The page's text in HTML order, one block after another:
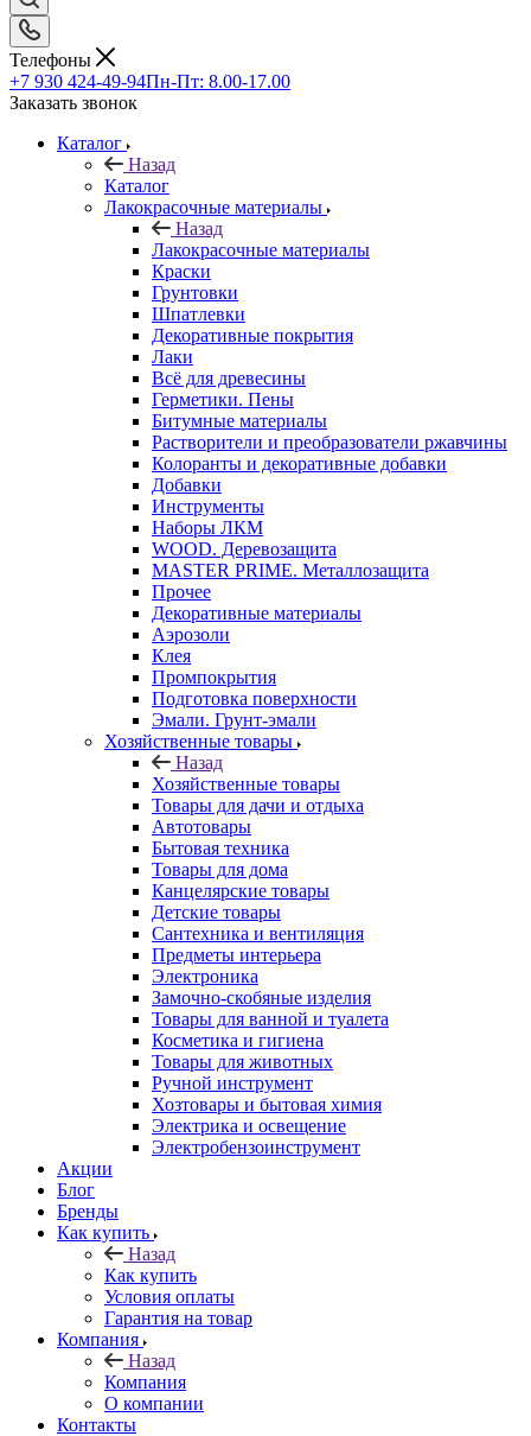
Телефоны
+7 930 424-49-94Пн-Пт: 8.00-17.00
Заказать звонок
Каталог
Назад
Каталог
Лакокрасочные материалы
Назад
Лакокрасочные материалы
Краски
Грунтовки
Шпатлевки
Декоративные покрытия
Лаки
Всё для древесины
Герметики. Пены
Битумные материалы
Растворители и преобразователи ржавчины
Колоранты и декоративные добавки
Добавки
Инструменты
Наборы ЛКМ
WOOD. Деревозащита
MASTER PRIME. Металлозащита
Прочее
Декоративные материалы
Аэрозоли
Клея
Промпокрытия
Подготовка поверхности
Эмали. Грунт-эмали
Хозяйственные товары
Назад
Хозяйственные товары
Товары для дачи и отдыха
Автотовары
Бытовая техника
Товары для дома
Канцелярские товары
Детские товары
Сантехника и вентиляция
Предметы интерьера
Электроника
Замочно-скобяные изделия
Товары для ванной и туалета
Косметика и гигиена
Товары для животных
Ручной инструмент
Хозтовары и бытовая химия
Электрика и освещение
Электробензоинструмент
Акции
Блог
Бренды
Как купить
Назад
Как купить
Условия оплаты
Гарантия на товар
Компания
Назад
Компания
О компании
Контакты